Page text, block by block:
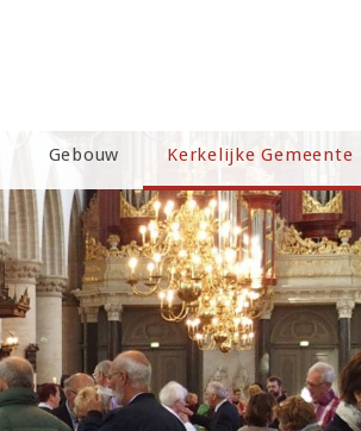
Gebouw Kerkelijke Gemeente